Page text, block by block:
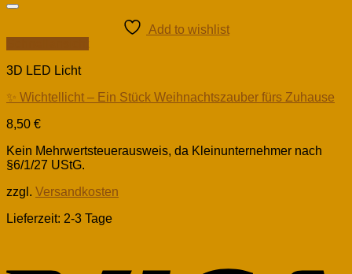
Add to wishlist
3D LED Licht
✨ Wichtellicht – Ein Stück Weihnachtszauber fürs Zuhause
8,50 €
Kein Mehrwertsteuerausweis, da Kleinunternehmer nach
§6/1/27 UStG.
zzgl. Versandkosten
Lieferzeit: 2-3 Tage